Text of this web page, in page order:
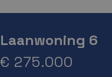
Laanwoning 6
€ 275.000